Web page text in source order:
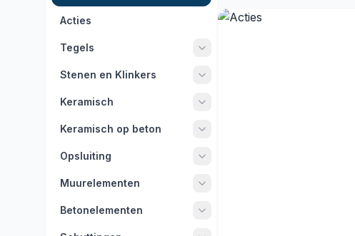
Acties
Tegels
Stenen en Klinkers
Keramisch
Keramisch op beton
Opsluiting
Muurelementen
Betonelementen